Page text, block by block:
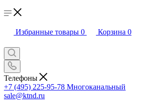
Избранные товары 0 Корзина 0
Телефоны
+7 (495) 225-95-78 Многоканальный
sale@ktnd.ru